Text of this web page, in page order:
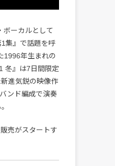
ボーカルとして
集』で話題を呼
1996年生まれの
冬』は7日間限定
進気鋭の映像作
ンド編成で演奏
売がスタートす